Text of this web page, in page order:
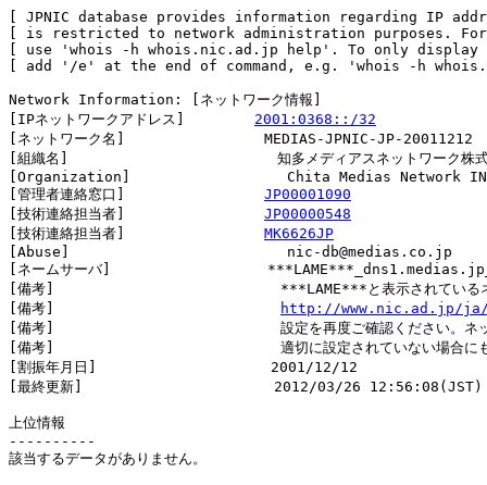
[ JPNIC database provides information regarding IP
[ is restricted to network administration purposes.
[ use 'whois -h whois.nic.ad.jp help'. To only
[ add '/e' at the end of command, e.g. 'whois -h
Network Information: [ネットワーク情報]
[IPネットワークアドレス] 2001:0368::/32
[ネットワーク名]                MEDIAS-JPNIC-JP-20011212
[組織名]                        知多メディアスネットワーク株式
[Organization]                  Chita Medias Network
[管理者連絡窓口] JP00001090
[技術連絡担当者] JP00000548
[技術連絡担当者] MK6626JP
[Abuse]                         nic-db@medias.co.jp
[ネームサーバ]
[備考]                          ***LAME***と表示されているネーム
[備考]
http://www.nic.ad.jp/ja/
[備考]                          設定を再度ご確認ください。ネットワ
[備考]                          適切に設定されていない場合にも
[割振年月日]                    2001/12/12
[最終更新]                      2012/03/26 12:56:08(JST)
上位情報
----------
該当するデータがありません。